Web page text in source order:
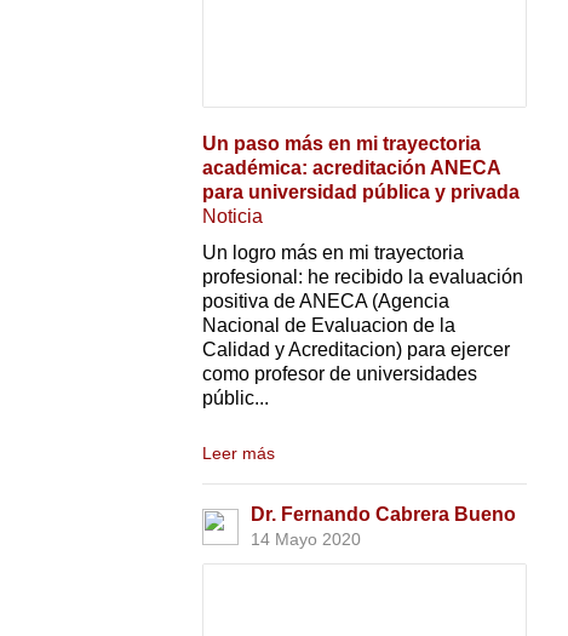
Un paso más en mi trayectoria
académica: acreditación ANECA
para universidad pública y privada
Noticia
Un logro más en mi trayectoria
profesional: he recibido la evaluación
positiva de ANECA (Agencia
Nacional de Evaluacion de la
Calidad y Acreditacion) para ejercer
como profesor de universidades
públic...
Leer más
Dr. Fernando Cabrera Bueno
14 Mayo 2020